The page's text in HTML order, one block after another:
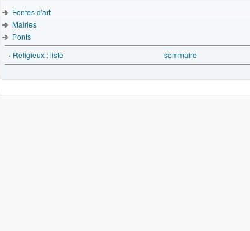
Fontes d'art
Mairies
Ponts
‹ Religieux : liste
sommaire